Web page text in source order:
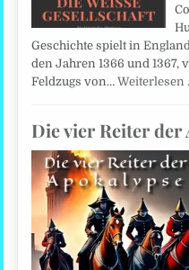
Geschichte spielt in
den Jahren 1366 und 1367,
Feldzugs von…Weiterlesen
Die vier Reiter der